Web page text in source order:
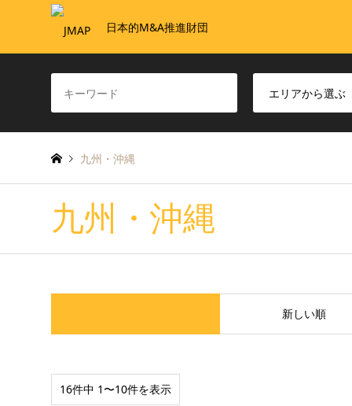
日本的M&A推進財団
九州・沖縄
九州・沖縄
新しい順
16件中 1〜10件を表示